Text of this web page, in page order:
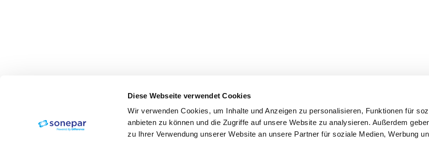
Diese Webseite verwendet Cookies
Wir verwenden Cookies, um Inhalte und Anzeigen zu personalisieren, Funktionen für
anbieten zu können und die Zugriffe auf unsere Website zu analysieren. Außerdem
zu Ihrer Verwendung unserer Website an unsere Partner für soziale Medien, Werbung